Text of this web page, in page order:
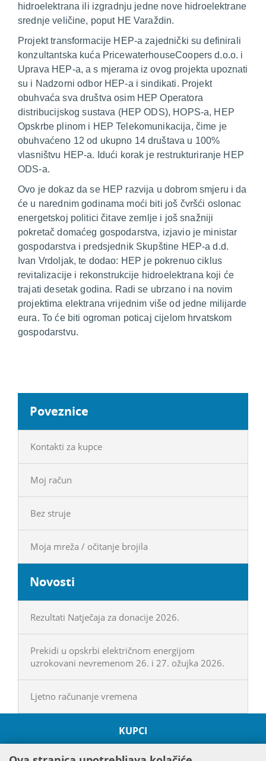
hidroelektrana ili izgradnju jedne nove hidroelektrane
srednje veličine, poput HE Varaždin.
Projekt transformacije HEP-a zajednički su definirali
konzultantska kuća PricewaterhouseCoopers d.o.o. i
Uprava HEP-a, a s mjerama iz ovog projekta upoznati
su i Nadzorni odbor HEP-a i sindikati. Projekt
obuhvaća sva društva osim HEP Operatora
distribucijskog sustava (HEP ODS), HOPS-a, HEP
Opskrbe plinom i HEP Telekomunikacija, čime je
obuhvaćeno 12 od ukupno 14 društava u 100%
vlasništvu HEP-a. Idući korak je restrukturiranje HEP
ODS-a.
Ovo je dokaz da se HEP razvija u dobrom smjeru i da
će u narednim godinama moći biti još čvršći oslonac
energetskoj politici čitave zemlje i još snažniji
pokretač domaćeg gospodarstva, izjavio je ministar
gospodarstva i predsjednik Skupštine HEP-a d.d.
Ivan Vrdoljak, te dodao: HEP je pokrenuo ciklus
revitalizacije i rekonstrukcije hidroelektrana koji će
trajati desetak godina. Radi se ubrzano i na novim
projektima elektrana vrijednim više od jedne milijarde
eura. To će biti ogroman poticaj cijelom hrvatskom
gospodarstvu.
Poveznice
Kontakti za kupce
Moj račun
Bez struje
Moja mreža / očitanje brojila
Novosti
Rezultati Natječaja za donacije 2026.
Prekidi u opskrbi električnom energijom
uzrokovani nevremenom 26. i 27. ožujka 2026.
Ljetno računanje vremena
KUPCI
O HEP GRUPI